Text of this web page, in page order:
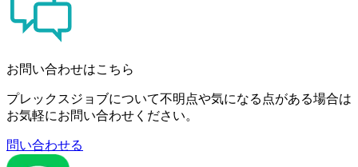
お問い合わせはこちら
プレックスジョブについて不明点や気になる点がある場合は
お気軽にお問い合わせください。
問い合わせる